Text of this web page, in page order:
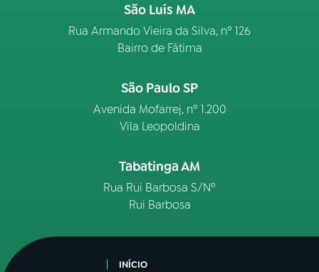
São Luís MA
Rua Armando Vieira da Silva, nº 126
Bairro de Fátima
São Paulo SP
Avenida Mofarrej, nº 1.200
Vila Leopoldina
Tabatinga AM
Rua Rui Barbosa S/Nº
Rui Barbosa
INÍCIO